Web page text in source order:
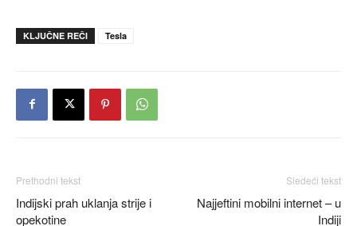
KLJUČNE REČI Tesla
Prethodni tekst
Indijski prah uklanja strije i
opekotine
Sledeći tekst
Najjeftini mobilni internet – u
Indiji